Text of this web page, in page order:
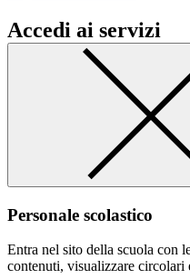
Accedi ai servizi
Personale scolastico
Entra nel sito della scuola con
contenuti, visualizzare circolari